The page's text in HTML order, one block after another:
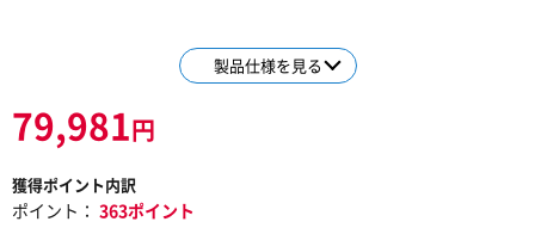
製品仕様を見る
79,981円
獲得ポイント内訳
ポイント： 363ポイント